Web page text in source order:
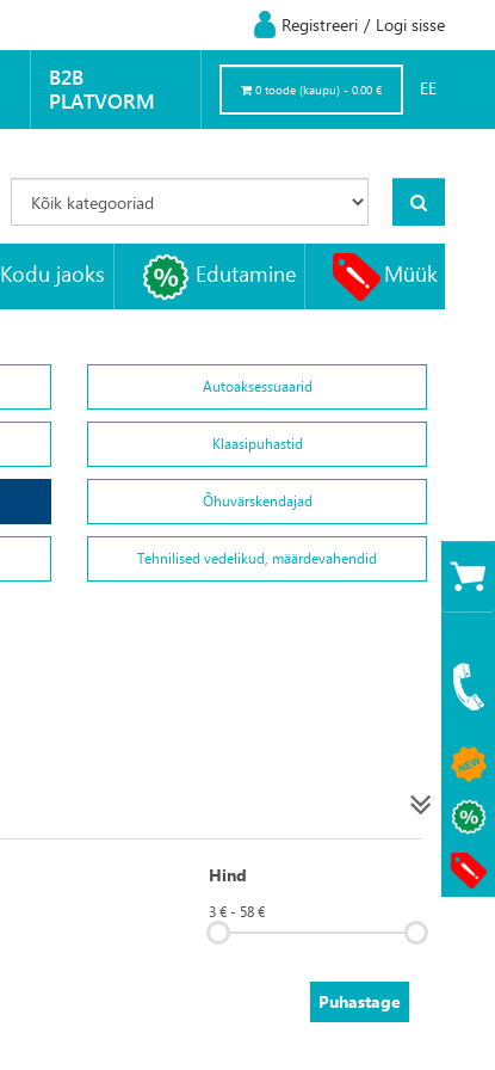
Registreeri / Logi sisse
B2B
PLATVORM
0 toode (kaupu) - 0.00 € EE
Kodu jaoks Edutamine Müük
Autoaksessuaarid
Klaasipuhastid
Õhuvärskendajad
Tehnilised vedelikud, määrdevahendid
Hind
3 € - 58 €
Puhastage